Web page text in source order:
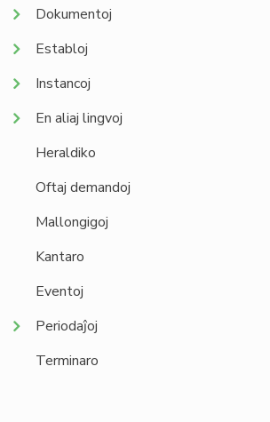
Dokumentoj
Establoj
Instancoj
En aliaj lingvoj
Heraldiko
Oftaj demandoj
Mallongigoj
Kantaro
Eventoj
Periodaĵoj
Terminaro